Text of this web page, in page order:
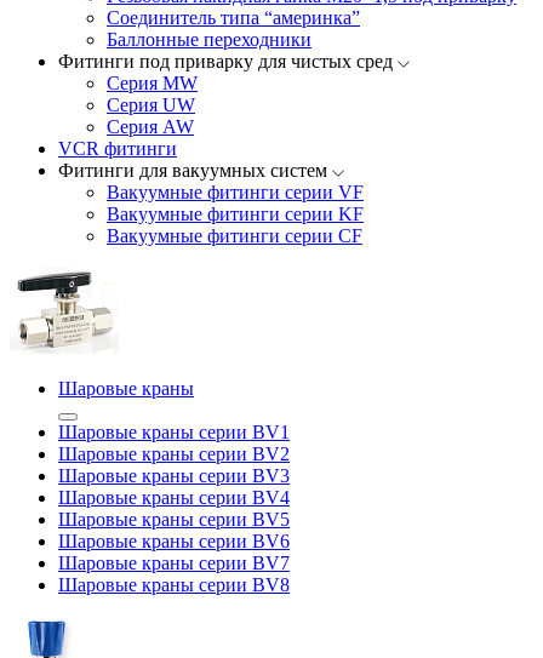
Соединитель типа “америнка”
Баллонные переходники
Фитинги под приварку для чистых сред
Серия MW
Серия UW
Серия AW
VCR фитинги
Фитинги для вакуумных систем
Вакуумные фитинги серии VF
Вакуумные фитинги серии KF
Вакуумные фитинги серии CF
Шаровые краны
Шаровые краны серии BV1
Шаровые краны серии BV2
Шаровые краны серии BV3
Шаровые краны серии BV4
Шаровые краны серии BV5
Шаровые краны серии BV6
Шаровые краны серии BV7
Шаровые краны серии BV8